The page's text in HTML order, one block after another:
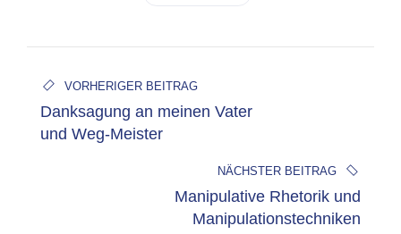
VORHERIGER BEITRAG
Danksagung an meinen Vater
und Weg-Meister
NÄCHSTER BEITRAG
Manipulative Rhetorik und
Manipulationstechniken